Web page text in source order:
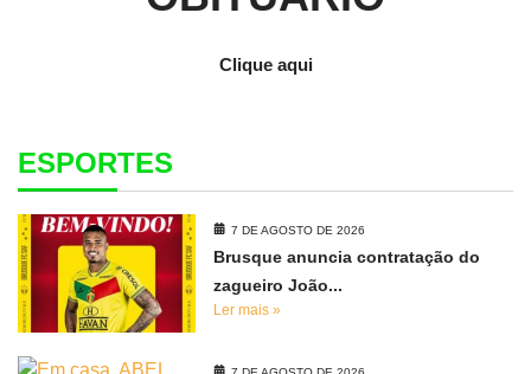
Clique aqui
ESPORTES
7 DE AGOSTO DE 2026
Brusque anuncia contratação do
zagueiro João...
Ler mais »